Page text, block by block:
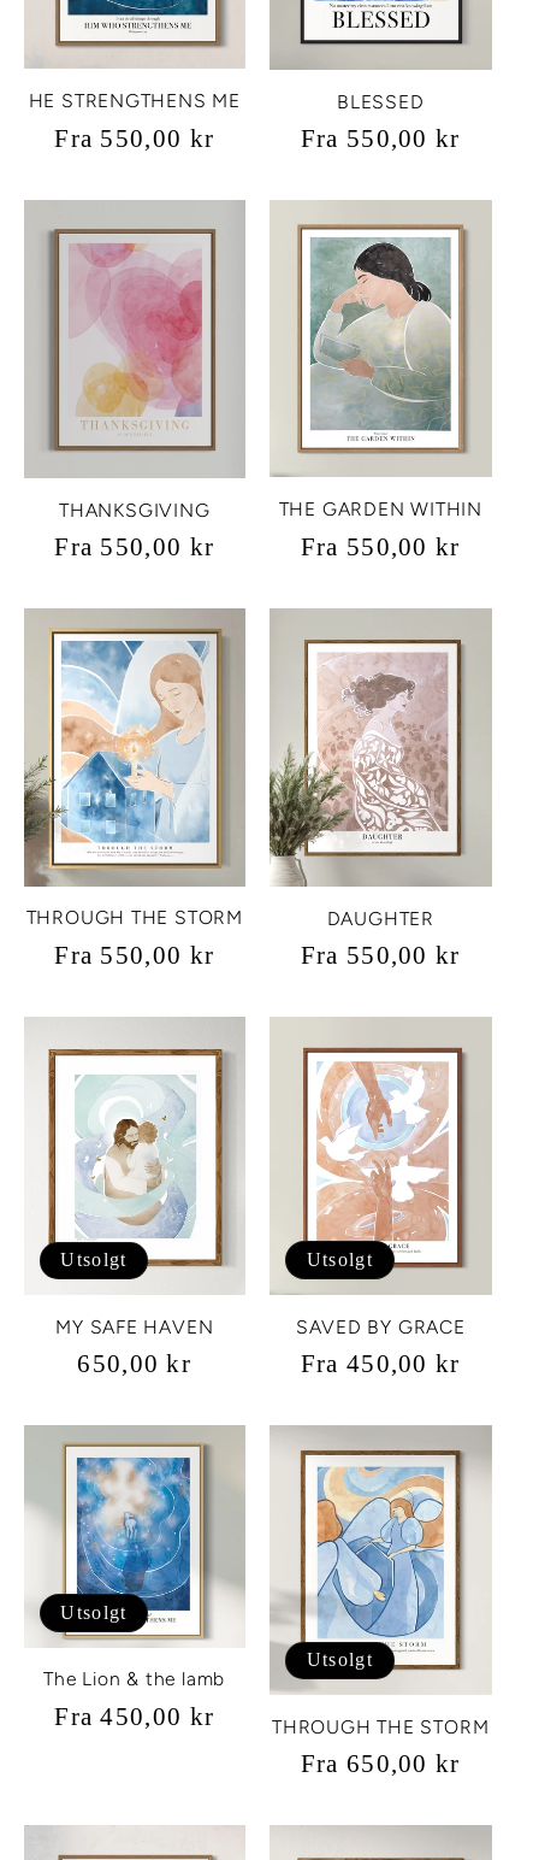
HE STRENGTHENS ME
Vanlig
Fra 550,00 kr
BLESSED
Vanlig
Fra 550,00 kr
THANKSGIVING
Vanlig
Fra 550,00 kr
THE GARDEN WITHIN
Vanlig
Fra 550,00 kr
THROUGH THE STORM
Vanlig
Fra 550,00 kr
DAUGHTER
Vanlig
Fra 550,00 kr
Utsolgt
MY SAFE HAVEN
Vanlig
650,00 kr
Utsolgt
SAVED BY GRACE
Vanlig
Fra 450,00 kr
Utsolgt
The Lion & the lamb
Vanlig
Fra 450,00 kr
Utsolgt
THROUGH THE STORM
Vanlig
Fra 650,00 kr